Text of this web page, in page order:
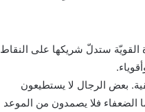
القويّة ستدلّ شريكها على النقاط
بعض الرجال لا يستطيعون
الضعفاء فلا يصمدون من الموعد